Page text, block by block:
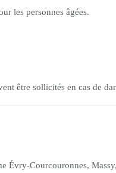
les personnes âgées.
être sollicités en cas de
Évry-Courcouronnes,